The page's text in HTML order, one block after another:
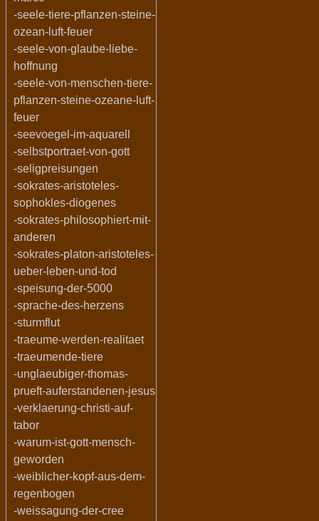
-seele-tiere-pflanzen-steine-
ozean-luft-feuer
-seele-von-glaube-liebe-
hoffnung
-seele-von-menschen-tiere-
pflanzen-steine-ozeane-luft-
feuer
-seevoegel-im-aquarell
-selbstportraet-von-gott
-seligpreisungen
-sokrates-aristoteles-
sophokles-diogenes
-sokrates-philosophiert-mit-
anderen
-sokrates-platon-aristoteles-
ueber-leben-und-tod
-speisung-der-5000
-sprache-des-herzens
-sturmflut
-traeume-werden-realitaet
-traeumende-tiere
-unglaeubiger-thomas-
prueft-auferstandenen-jesus
-verklaerung-christi-auf-
tabor
-warum-ist-gott-mensch-
geworden
-weiblicher-kopf-aus-dem-
regenbogen
-weissagung-der-cree